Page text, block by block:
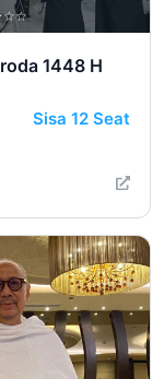
1448 H
Sisa 12 Seat